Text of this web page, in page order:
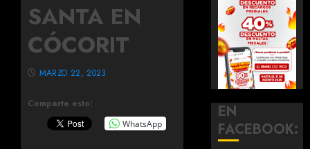
SANTA EN
CÓCORIT
Comparte esto:
WhatsApp
MARZO 22, 2023
EN
FACEBOOK: